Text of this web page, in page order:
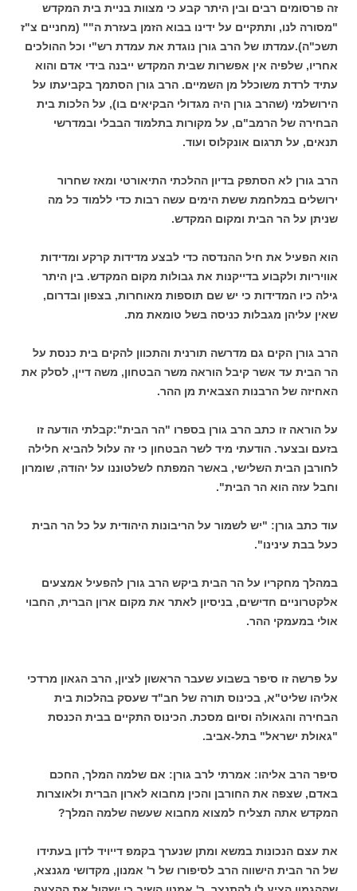
זה פרסומים רבים ובין היתר קבע כי מצוות בניית בית המקדש
"מסורה לנו, ותתקיים על ידינו בבוא הזמן בעזרת ה"" (מחניים צ"ז
תשכ"ה).עמדתו של הרב גורן נוגדת את עמדת רש"י וכל ההולכים
אחריו, שלפיה אין אפשרות שבית המקדש ייבנה בידי אדם והוא
עתיד לרדת משוכלל מן השמיים. הרב גורן הסתמך בקביעתו על
הירושלמי (שהרב גורן היה מגדולי הבקיאים בו), על הלכות בית
הבחירה של הרמב"ם, על מקורות בתלמוד הבבלי ובמדרשי
תנאים, על תרגום אונקלוס ועוד.
הרב גורן לא הסתפק בדיון ההלכתי התיאורטי ומאז שחרור
ירושלים במלחמת ששת הימים עשה רבות כדי ללמוד כל מה
שניתן על הר הבית ומקום המקדש.
הוא הפעיל את חיל ההנדסה כדי לבצע מדידות קרקע ומדידות
אוויריות ולקבוע בדייקנות את גבולות מקום המקדש. בין היתר
גילה כיו המדידות כי יש שם תוספות מאוחרות, בצפון ובדרום,
שאין עליהן מגבלות כניסה בשל טומאת מת.
הרב גורן הקים גם מדרשה תורנית והתכוון להקים בית כנסת על
הר הבית עד אשר קיבל הוראה משר הבטחון, משה דיין, לסלק את
האחיזה של הרבנות הצבאית מן ההר.
על הוראה זו כתב הרב גורן בספרו "הר הבית":קבלתי הודעה זו
בזעם ובצער. הודעתי מיד לשר הבטחון כי זה עלול להביא חלילה
לחורבן הבית השלישי, באשר המפתח לשלטוננו על יהודה, שומרון
וחבל עזה הוא הר הבית".
עוד כתב גורן: "יש לשמור על הריבונות היהודית על כל הר הבית
כעל בבת עינינו".
במהלך מחקריו על הר הבית ביקש הרב גורן להפעיל אמצעים
אלקטרוניים חדישים, בניסיון לאתר את מקום ארון הברית, החבוי
אולי במעמקי ההר.
על פרשה זו סיפר בשבוע שעבר הראשון לציון, הרב הגאון מרדכי
אליהו שליט"א, בכינוס תורה של חב"ד שעסק בהלכות בית
הבחירה והגאולה וסיום מסכת. הכינוס התקיים בבית הכנסת
"גאולת ישראל" בתל-אביב.
סיפר הרב אליהו: אמרתי לרב גורן: אם שלמה המלך, החכם
באדם, שצפה את החורבן והכין מחבוא לארון הברית ולאוצרות
המקדש אתה תצליח למצוא מחבוא שעשה שלמה המלך?
את עצם הנכונות במשא ומתן שנערך בקמפ דייויד לדון בעתידו
של הר הבית הישווה הרב לסיפורו של ר' אמנון, מקדושי מגנצא,